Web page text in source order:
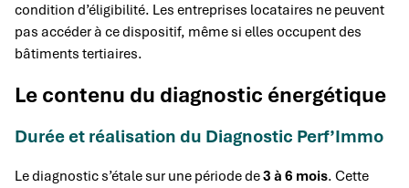
condition d’éligibilité. Les entreprises locataires ne peuvent
pas accéder à ce dispositif, même si elles occupent des
bâtiments tertiaires.
Le contenu du diagnostic énergétique
Durée et réalisation du Diagnostic Perf’Immo
Le diagnostic s’étale sur une période de3 à 6 mois. Cette